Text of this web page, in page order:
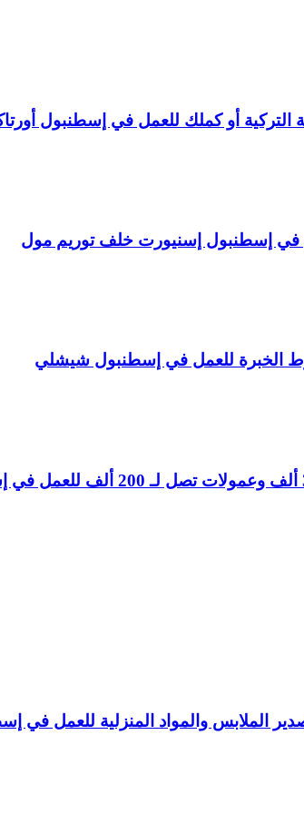
أو كملك للعمل في إسطنبول
في إسطنبول إسنيورت خلف توريم مول
الخبرة للعمل في إسطنبول شيشلي
الملابس والمواد المنزلية للعمل في